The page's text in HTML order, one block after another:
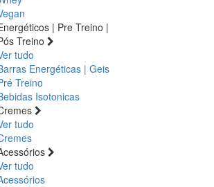
| Pre Treino |
Treino
tudo
Energéticas | Geis
Treino
Isotonicas
tudo
tudo